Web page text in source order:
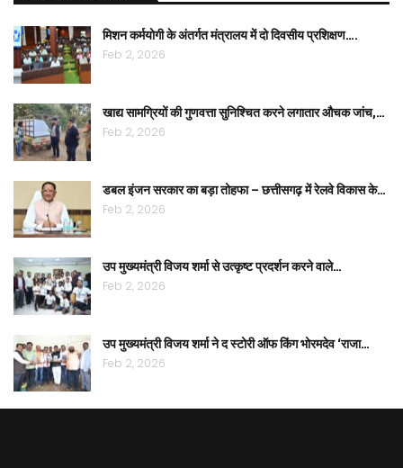
मिशन कर्मयोगी के अंतर्गत मंत्रालय में दो दिवसीय प्रशिक्षण….
Feb 2, 2026
खाद्य सामग्रियों की गुणवत्ता सुनिश्चित करने लगातार औचक जांच,…
Feb 2, 2026
डबल इंजन सरकार का बड़ा तोहफा – छत्तीसगढ़ में रेलवे विकास के…
Feb 2, 2026
उप मुख्यमंत्री विजय शर्मा से उत्कृष्ट प्रदर्शन करने वाले…
Feb 2, 2026
उप मुख्यमंत्री विजय शर्मा ने द स्टोरी ऑफ किंग भोरमदेव ‘राजा…
Feb 2, 2026